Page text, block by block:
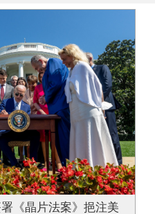
《晶片法案》挹注美